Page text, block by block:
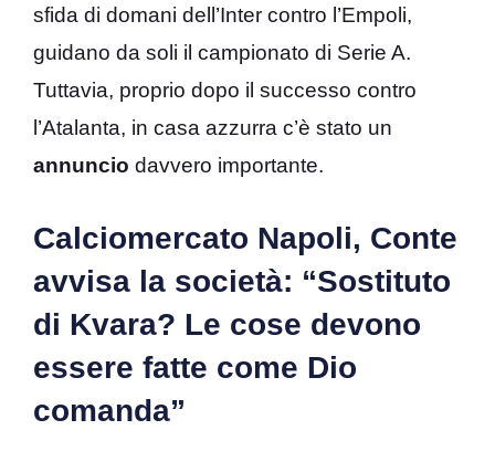
sfida di domani dell’Inter contro l’Empoli,
guidano da soli il campionato di Serie A.
Tuttavia, proprio dopo il successo contro
l’Atalanta, in casa azzurra c’è stato un
annuncio davvero importante.
Calciomercato Napoli, Conte
avvisa la società: “Sostituto
di Kvara? Le cose devono
essere fatte come Dio
comanda”